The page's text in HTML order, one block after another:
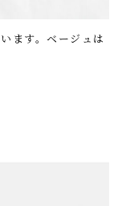
ます。ベージュは